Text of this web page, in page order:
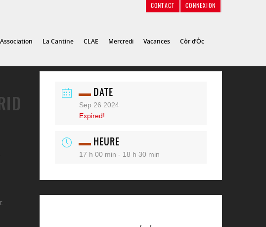
CONTACT CONNEXION
La Cantine CLAE Mercredi Vacances Còr d’Òc
DATE
Sep 26 2024
Expired!
HEURE
17 h 00 min - 18 h 30 min